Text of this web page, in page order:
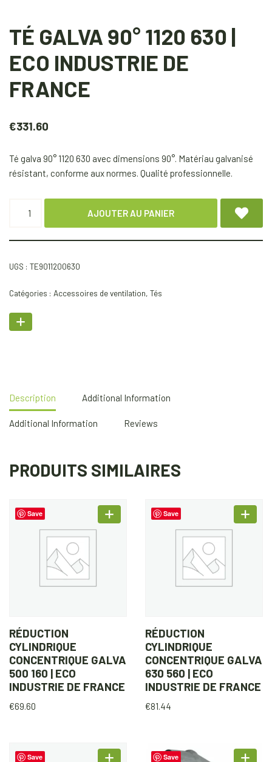
TÉ GALVA 90° 1120 630 |
ECO INDUSTRIE DE
FRANCE
€331.60
Té galva 90° 1120 630 avec dimensions 90°. Matériau galvanisé
résistant, conforme aux normes. Qualité professionnelle.
AJOUTER AU PANIER
UGS : TE9011200630
Catégories : Accessoires de ventilation, Tés
Description Additional Information
Additional Information Reviews
PRODUITS SIMILAIRES
Save
RÉDUCTION
CYLINDRIQUE
CONCENTRIQUE GALVA
500 160 | ECO
INDUSTRIE DE FRANCE
€69.60
Save
RÉDUCTION
CYLINDRIQUE
CONCENTRIQUE GALVA
630 560 | ECO
INDUSTRIE DE FRANCE
€81.44
Save Save